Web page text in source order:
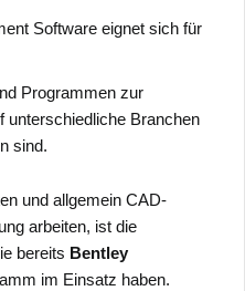
Software eignet sich für
Programmen zur
unterschiedliche Branchen
sind.
und allgemein CAD-
arbeiten, ist die
bereits Bentley
im Einsatz haben.